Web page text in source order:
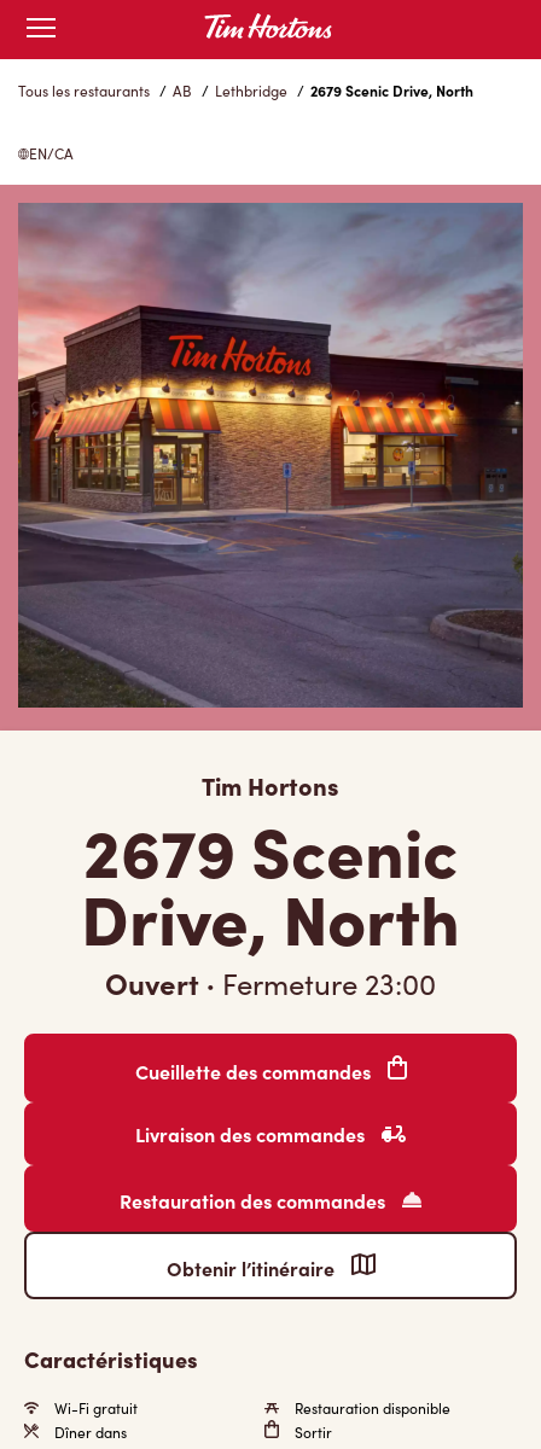
Skip
Content
Open
mobile
menu
Tous les restaurants / AB / Lethbridge / 2679 Scenic Drive, North
EN/CA
Tim Hortons
2679 Scenic
Drive, North
Ouvert · Fermeture 23:00
Cueillette des commandes
Livraison des commandes
Restauration des commandes
Obtenir l’itinéraire
Caractéristiques
Wi-Fi gratuit
Restauration disponible
Dîner dans
Sortir